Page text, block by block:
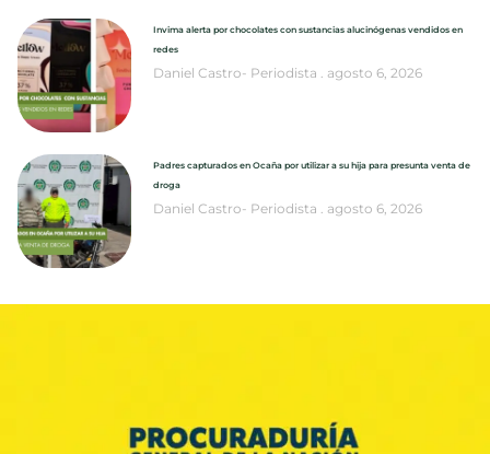
Invima alerta por chocolates con sustancias alucinógenas vendidos en
redes
Daniel Castro- Periodista agosto 6, 2026
Padres capturados en Ocaña por utilizar a su hija para presunta venta de
droga
Daniel Castro- Periodista agosto 6, 2026